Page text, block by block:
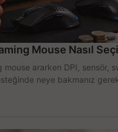
Mouse Nasıl
ararken DPI, sensör,
neye bakmanız